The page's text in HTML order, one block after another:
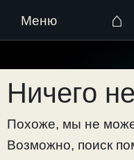
Меню ⌂
к
содержимому
Ничего
Похоже, мы не
Возможно, поиск